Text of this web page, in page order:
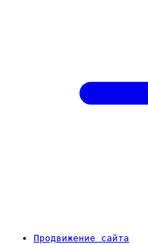
Продвижение сайта